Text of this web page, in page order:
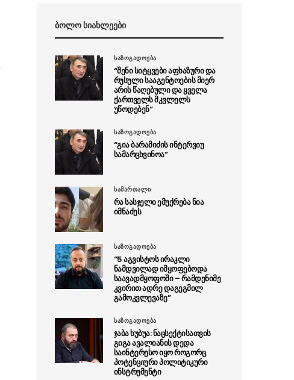
ბოლო სიახლეები
საზოგადოება
“შენი სიტყვები აფხაზური და
რუსული სააგენტოების მიერ
არის წაღებული და ყველა
ქართველს მკვლელს
უწოდებენ”
საზოგადოება
“გია ბარამიძის ინტერვიუ
სამარცხვინოა”
სამართალი
რა სასჯელი ემუქრება ნია
იმნაძეს
საზოგადოება
“5 აგვისტოს ირაკლი
ნამდვილად იმყოფებოდა
საავადმყოფოში – რამდენიმე
კვირით ადრე დაგეგმილ
გამოკვლევაზე”
საზოგადოება
ჯაბა ხუბუა: ნაცსექტისათვის
გიგა ავალიანის დედა
საინტერესო იყო როგორც
პოტენციური პოლიტიკური
ინსტრუმენტი